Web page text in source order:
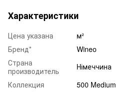
Характеристики
Цена указана
м²
Бренд*
Wineo
Страна
производитель
Німеччина
Коллекция
500 Medium